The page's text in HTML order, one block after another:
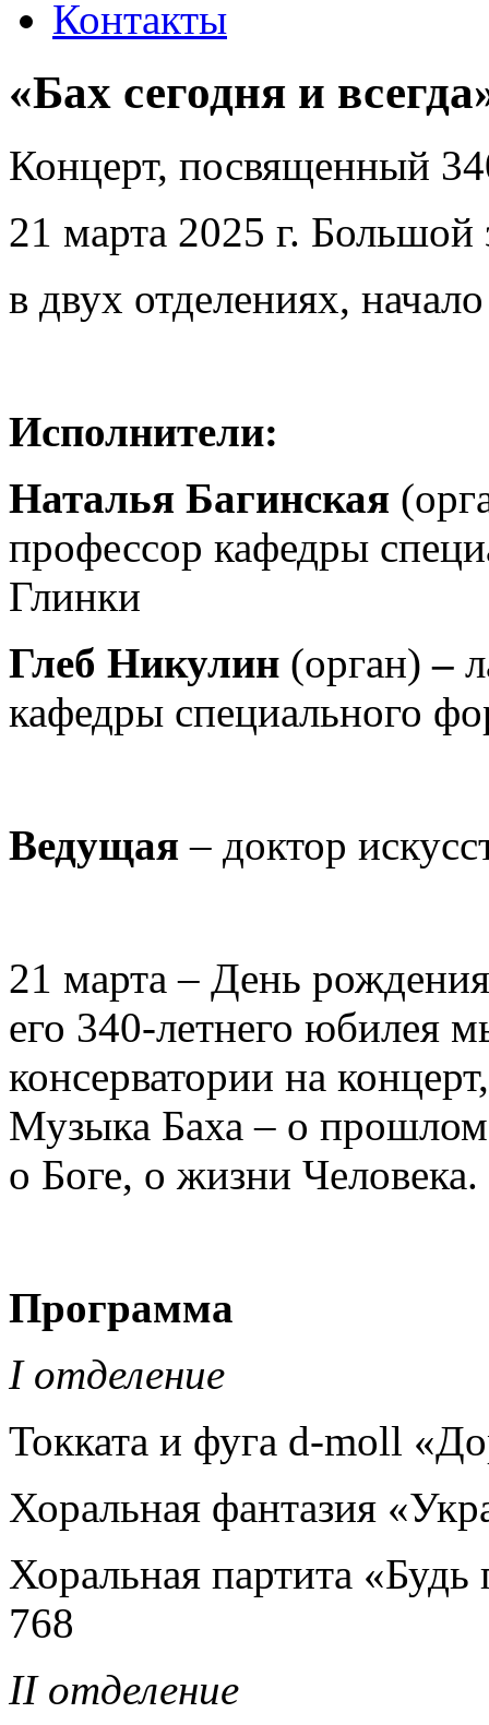
Контакты
«Бах сегодня и
Концерт, посвященный
21 марта 2025 г. Большой
в двух отделениях,
Исполнители:
Наталья Багинская
профессор кафедры
Глинки
Глеб Никулин (орган)–
кафедры специального
Ведущая – доктор
21 марта – День
его 340-летнего юбилея
консерватории на
Музыка Баха – о
о Боге, о жизни Человека.
Программа
I отделение
Токката и фуга d-moll
Хоральная фантазия
Хоральная партита
768
II отделение